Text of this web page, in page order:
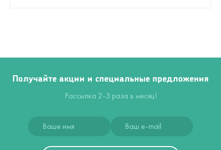
Получайте акции и специальные предложения
Рассылка 2-3 раза в месяц!